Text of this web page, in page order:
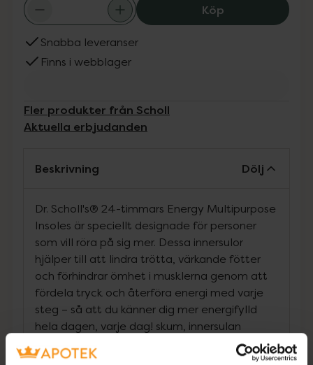
KöpScholl 24Hr
Snabba leveranser
Finns i webblager
Fler produkter från Scholl
Aktuella erbjudanden
Beskrivning Dölj
Dr. Scholl's® 24-timmars Energy Multipurpose
Insoles är speciellt designade för personer
som vill röra på sig mer. Dessa innersulor
hjälper till att lindra trötta, värkande fötter
och förhindrar ömhet i musklerna genom att
fördela tryck och återföra energi med varje
steg – så att du känner dig mer energifylld
hela dagen, varje dag! skum, innersulan
omsluter hela foten så att du känner dig som
om du går på små, energihöjande bubblor. De